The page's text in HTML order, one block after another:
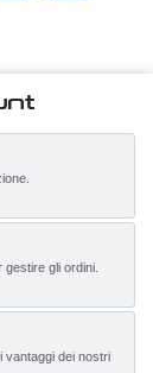
gli ordini.
vantaggi dei nostri